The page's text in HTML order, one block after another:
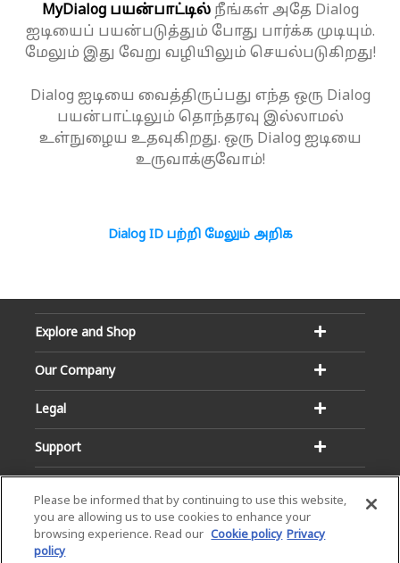
MyDialog பயன்பாட்டில்நீங்கள் அதே Dialog
ஐடியைப் பயன்படுத்தும் போது பார்க்க முடியும்.
மேலும் இது வேறு வழியிலும் செயல்படுகிறது!
Dialog ஐடியை வைத்திருப்பது எந்த ஒரு Dialog
பயன்பாட்டிலும் தொந்தரவு இல்லாமல்
உள்நுழைய உதவுகிறது. ஒரு Dialog ஐடியை
உருவாக்குவோம்!
Dialog ID பற்றி மேலும் அறிக
Explore and Shop
Our Company
Legal
Support
Please be informed that by continuing to use this website,
you are allowing us to use cookies to enhance your
browsing experience. Read our Cookie policy Privacy
policy